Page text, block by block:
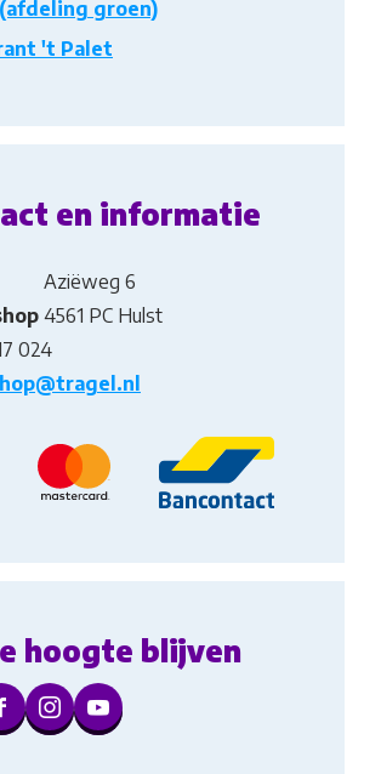
(afdeling groen)
't Palet
en informatie
Aziëweg 6
4561 PC Hulst
024
hoogte blijven